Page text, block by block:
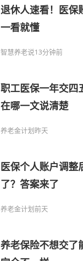
退休人速看！医保
一看就懂
智慧养老说13分钟前
职工医保一年交四
在哪一文说清楚
养老金计划昨天
医保个人账户调整
了？答案来了
养老金计划前天
养老保险不想交了